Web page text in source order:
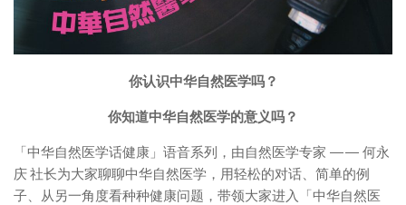
你认识中华自然医学吗？
你知道中华自然医学的意义吗？
「中华自然医学话健康」语音系列，由自然医学专家 —— 何永
庆 社长为大家聊聊中华自然医学，用轻松的对话、简单的例
子、从另一角度看种种健康问题，带领大家进入「中华自然医